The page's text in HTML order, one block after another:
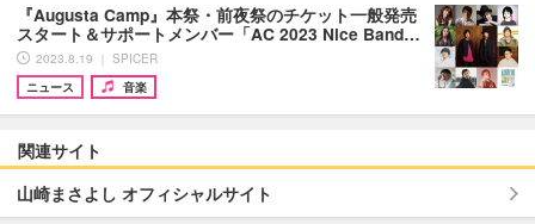
『Augusta Camp』本祭・前夜祭のチケット一般発売
スタート＆サポートメンバー「AC 2023 Nice Band…
2023.8.19 ｜ SPICER
ニュース
音楽
関連サイト
山崎まさよし オフィシャルサイト